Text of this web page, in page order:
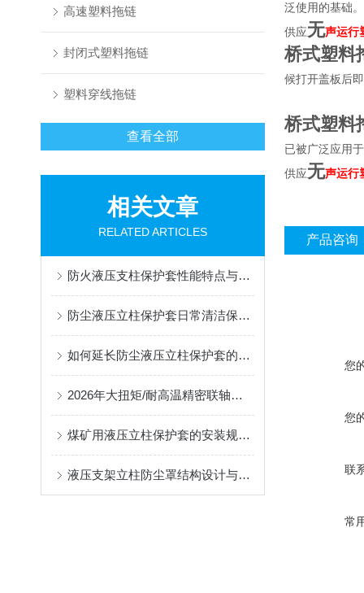
高速塑料拖链
封闭式塑料拖链
塑料穿线拖链
查看全部
相关文章
RELATED ARTICLES
防火液压支柱保护套性能特点与阻燃防护应用
防尘液压立柱保护套日常清洁保养与更换规范
如何延长防尘液压立柱保护套的使用寿命？
2026年大扭矩/耐高温精密联轴器定制找哪家？能实现精准定制的优质厂家盘点
煤矿用液压立柱保护套的安装规范与使用寿命提升方案
液压支架立柱防尘罩结构设计与密封防护原理
泛使用的基础。
供应无声运行
桥式塑料
候打开盖板后
桥式塑料
已被广泛应用
供应无声运行
产品咨询
您
您
联
常